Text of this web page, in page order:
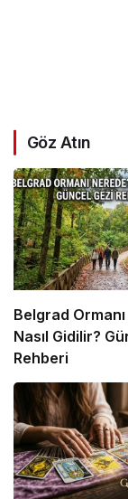
Göz Atın
Belgrad
Nasıl Gidilir?
Rehberi